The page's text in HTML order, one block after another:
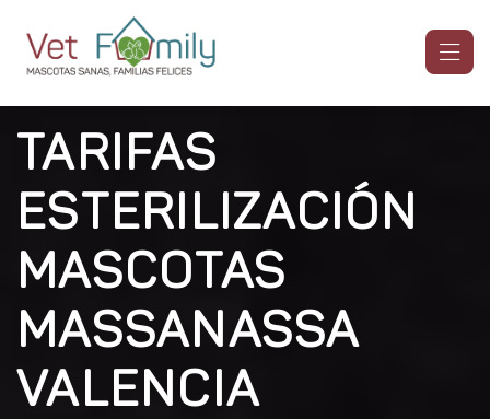
TARIFAS
ESTERILIZACIÓN
MASCOTAS
MASSANASSA
VALENCIA